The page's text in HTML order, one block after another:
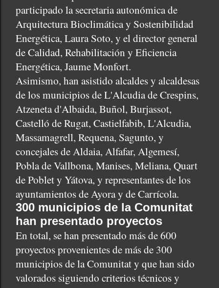
participado la secretaria autonómica de
Arquitectura Bioclimática y Sostenibilidad
Energética, Laura Soto, y el director general
de Calidad, Rehabilitación y Eficiencia
Energética, Jaume Monfort.
Asimismo, han asistido alcaldes y alcaldesas
de los municipios de L'Alcudia de Crespins,
Atzeneta d'Albaida, Buñol, Burjassot,
Castelló de Rugat, Castielfabib, L'Alcudia,
Massamagrell, Requena, Sagunto, y
concejales de Aldaia, Alfafar, Algemesí,
Pobla de Vallbona, Manises, Meliana, Quart
de Poblet y Yátova, y representantes de los
ayuntamientos de Ayora y de Carrícola.
300 municipios de la Comunitat
han presentado proyectos
En total, se han presentado más de 600
proyectos provenientes de más de 300
municipios de la Comunitat y que han sido
valorados siguiendo criterios técnicos y